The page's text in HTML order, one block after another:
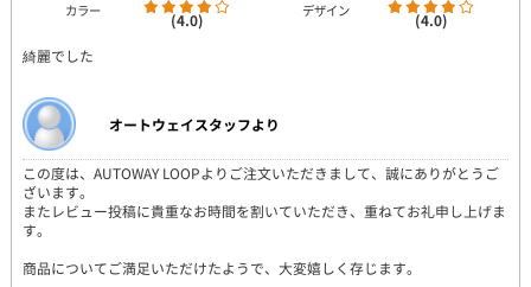
カラー (4.0) デザイン
(4.0)
綺麗でした
オートウェイスタッフより
この度は、AUTOWAY LOOPよりご注文いただきまして、誠にありがとうご
ざいます。
またレビュー投稿に貴重なお時間を割いていただき、重ねてお礼申し上げま
す。
商品についてご満足いただけたようで、大変嬉しく存じます。